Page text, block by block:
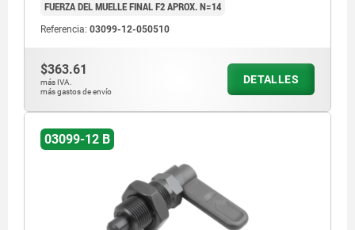
FUERZA DEL MUELLE FINAL F2 APROX. N=14
Referencia: 03099-12-050510
$363.61
más IVA.
más gastos de envío
DETALLES
03099-12 B